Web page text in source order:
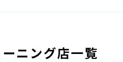
ニング店一覧